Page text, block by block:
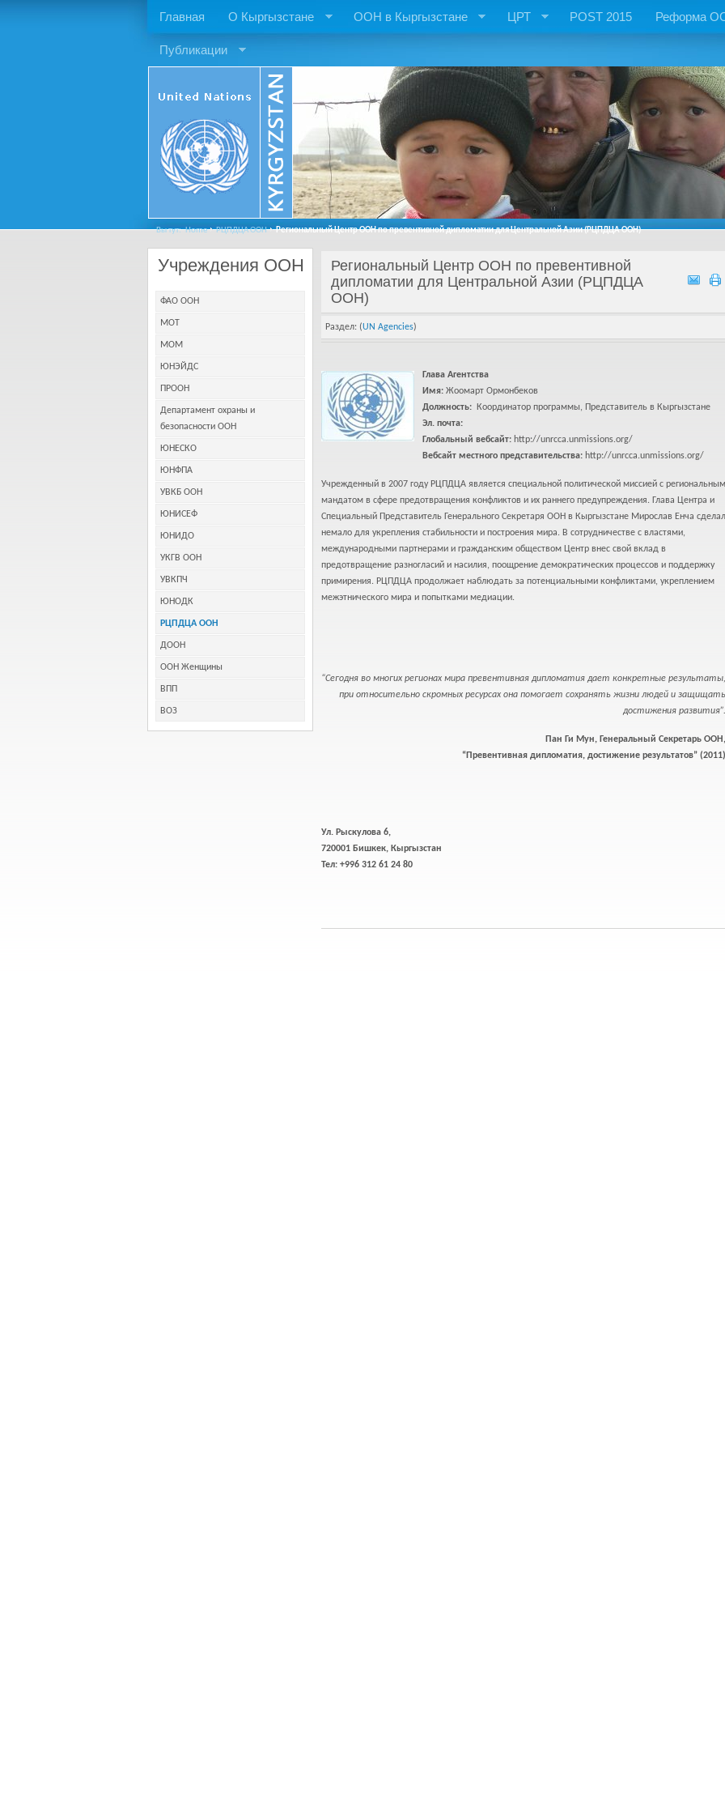
Главная О Кыргызстане ООН в Кыргызстане ЦРТ POST 2015 Реформа
Публикации
Вы тут: Home РЦПДЦА ООН Региональный Центр ООН по превентивной дипломатии для Центральной Азии (РЦПДЦА ООН)
Учреждения ООН
ФАО ООН
МОТ
МОМ
ЮНЭЙДС
ПРООН
Департамент охраны и
безопасности ООН
ЮНЕСКО
ЮНФПА
УВКБ ООН
ЮНИСЕФ
ЮНИДО
УКГВ ООН
УВКПЧ
ЮНОДК
РЦПДЦА ООН
ДООН
ООН Женщины
ВПП
ВОЗ
Региональный Центр ООН по превентивной
дипломатии для Центральной Азии (РЦПДЦА
ООН)
Раздел: (UN Agencies)
Глава Агентства
Имя: Жоомарт Ормонбеков
Должность:
Координатор программы, Представитель в Кыргызстане
Эл. почта:
Глобальный вебсайт: http://unrcca.unmissions.org/
Вебсайт местного представительства: http://unrcca.unmissions.org/
Учрежденный в 2007 году РЦПДЦА является специальной политической миссией с региональным
мандатом в сфере предотвращения конфликтов и их раннего предупреждения. Глава Центра и
Специальный Представитель Генерального Секретаря ООН в Кыргызстане Мирослав Енча сделал
немало для укрепления стабильности и построения мира. В сотрудничестве с властями,
международными партнерами и гражданским обществом Центр внес свой вклад в
предотвращение разногласий и насилия, поощрение демократических процессов и поддержку
примирения. РЦПДЦА продолжает наблюдать за потенциальными конфликтами, укреплением
межэтнического мира и попытками медиации.
“Сегодня во многих регионах мира превентивная дипломатия дает конкретные результаты,
при относительно скромных ресурсах она помогает сохранять жизни людей и защищать
достижения развития”.
Пан Ги Мун, Генеральный Секретарь ООН,
“Превентивная дипломатия, достижение результатов” (2011)
Ул. Рыскулова 6,
720001 Бишкек, Кыргызстан
Тел: +996 312 61 24 80